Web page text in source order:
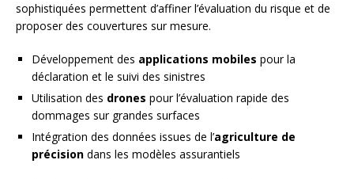
sophistiquées permettent d’affiner l’évaluation du risque et de
proposer des couvertures sur mesure.
Développement des applications mobiles pour la
déclaration et le suivi des sinistres
Utilisation des drones pour l’évaluation rapide des
dommages sur grandes surfaces
Intégration des données issues de l’agriculture de
précision dans les modèles assurantiels